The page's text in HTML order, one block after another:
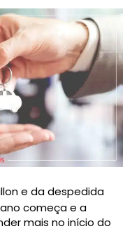
e da despedida
começa e a
mais no início do